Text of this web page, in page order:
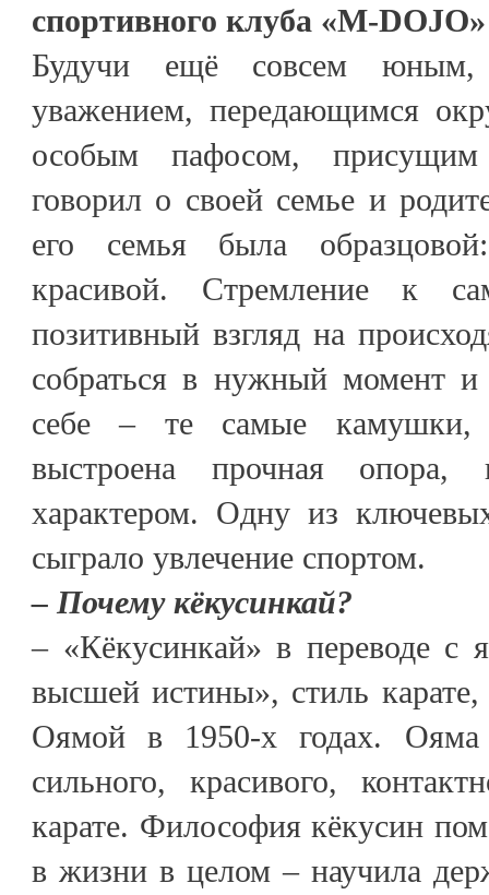
спортивного клуба «M-
Будучи ещё совсем
уважением, передающимся
особым пафосом, присущим
говорил о своей семье и
его семья была
красивой. Стремление к
позитивный взгляд на
собраться в нужный момент и
себе – те самые камушки,
выстроена прочная опора,
характером. Одну из
сыграло увлечение спортом.
– Почему кёкусинкай?
– «Кёкусинкай» в переводе с
высшей истины», стиль
Оямой в 1950-х годах. Ояма
сильного, красивого,
карате. Философия кёкусин
в жизни в целом – научила